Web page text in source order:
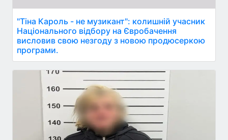
"Тіна Кароль - не музикант": колишній учасник
Національного відбору на Євробачення
висловив свою незгоду з новою продюсеркою
програми.